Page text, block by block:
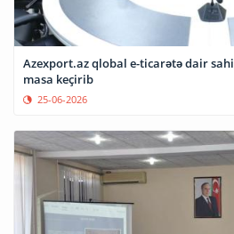
Azexport.az qlobal e-ticarətə dair
masa keçirib
25-06-2026